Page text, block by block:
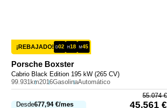
¡REBAJADO! D02 H18 M45
Porsche Boxster
Cabrio Black Edition 195 kW (265 CV)
99.931km2016GasolinaAutomático
Desde677,94 €/mes
55.074€
45.561 €